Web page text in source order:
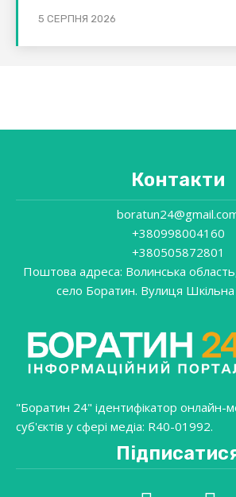
5 СЕРПНЯ 2026
Контакти
+380998004160
+380505872801
Поштова адреса: Волинська
село Боратин. Вулиця
"Боратин 24" ідентифікатор онлайн-
суб'єктів у сфері медіа: R40-01992.